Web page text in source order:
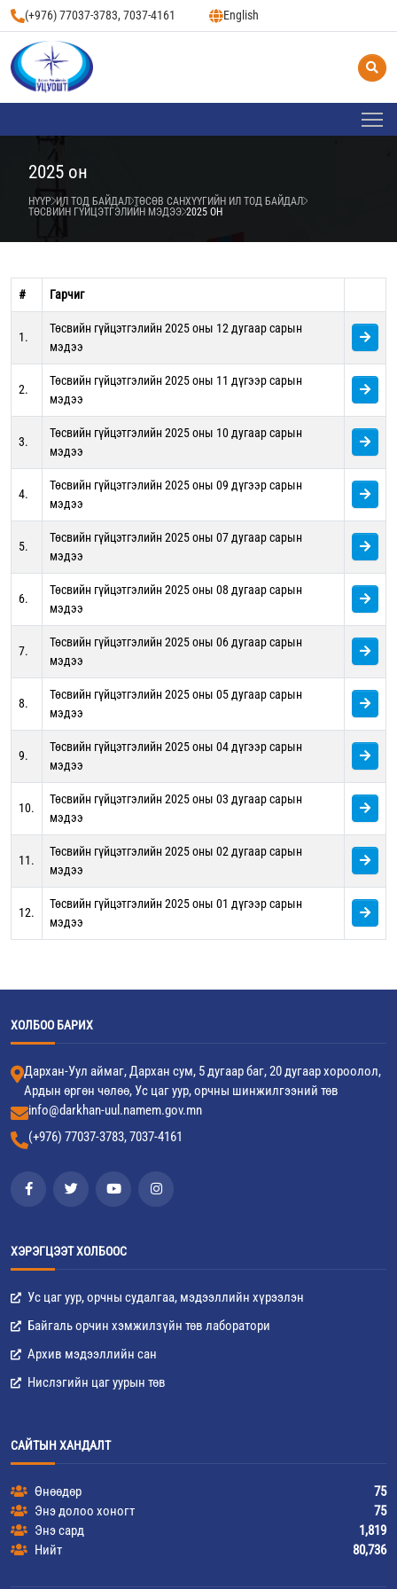
(+976) 77037-3783, 7037-4161 English
2025 он
НҮҮР ИЛ ТОД БАЙДАЛ ТӨСӨВ САНХҮҮГИЙН ИЛ ТОД БАЙДАЛ
ТӨСВИЙН ГҮЙЦЭТГЭЛИЙН МЭДЭЭ 2025 ОН
# Гарчиг
1.
Төсвийн гүйцэтгэлийн 2025 оны 12 дугаар сарын
мэдээ
2.
Төсвийн гүйцэтгэлийн 2025 оны 11 дүгээр сарын
мэдээ
3.
Төсвийн гүйцэтгэлийн 2025 оны 10 дугаар сарын
мэдээ
4.
Төсвийн гүйцэтгэлийн 2025 оны 09 дүгээр сарын
мэдээ
5.
Төсвийн гүйцэтгэлийн 2025 оны 07 дугаар сарын
мэдээ
6.
Төсвийн гүйцэтгэлийн 2025 оны 08 дугаар сарын
мэдээ
7.
Төсвийн гүйцэтгэлийн 2025 оны 06 дугаар сарын
мэдээ
8.
Төсвийн гүйцэтгэлийн 2025 оны 05 дугаар сарын
мэдээ
9.
Төсвийн гүйцэтгэлийн 2025 оны 04 дүгээр сарын
мэдээ
10.
Төсвийн гүйцэтгэлийн 2025 оны 03 дугаар сарын
мэдээ
11.
Төсвийн гүйцэтгэлийн 2025 оны 02 дугаар сарын
мэдээ
12.
Төсвийн гүйцэтгэлийн 2025 оны 01 дүгээр сарын
мэдээ
ХОЛБОО БАРИХ
Дархан-Уул аймаг, Дархан сум, 5 дугаар баг, 20 дугаар хороолол,
Ардын өргөн чөлөө, Ус цаг уур, орчны шинжилгээний төв
info@darkhan-uul.namem.gov.mn
(+976) 77037-3783, 7037-4161
ХЭРЭГЦЭЭТ ХОЛБООС
Ус цаг уур, орчны судалгаа, мэдээллийн хүрээлэн
Байгаль орчин хэмжилзүйн төв лаборатори
Архив мэдээллийн сан
Нислэгийн цаг уурын төв
САЙТЫН ХАНДАЛТ
Өнөөдөр
75
Энэ долоо хоногт
75
Энэ сард
1,819
Нийт
80,736